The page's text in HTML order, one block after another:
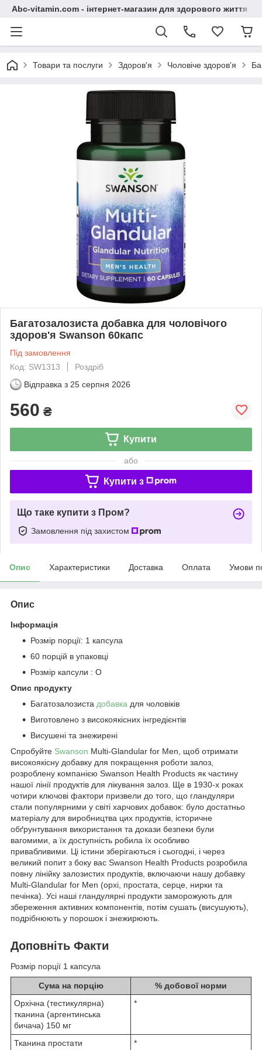
Abc-vitamin.com - інтернет-магазин для здорового життя
Товари та послуги Здоров'я Чоловіче здоров'я
Багатозалозиста добавка для чоловічого
здоров'я Swanson 60капс
Під замовлення
Код: SW1313
Роздріб
Відправка з 25 серпня 2026
560 ₴
Купити
або
Купити з
Що таке купити з Пром?
Замовлення під захистом
Опис Характеристики Доставка Оплата Умови
Опис
Інформація
Розмір порції: 1 капсула
60 порцій в упаковці
Розмір капсули : O
Опис продукту
Багатозалозиста добавка для чоловіків
Виготовлено з високоякісних інгредієнтів
Висушені та знежирені
Спробуйте Swanson Multi-Glandular for Men, щоб отримати
високоякісну добавку для покращення роботи залоз,
розроблену компанією Swanson Health Products як частину
нашої лінії продуктів для лікування залоз. Ще в 1930-х роках
чотири ключові фактори призвели до того, що гландуляри
стали популярними у світі харчових добавок: було достатньо
матеріалу для виробництва цих продуктів, історичне
обґрунтування використання та докази безпеки були
вагомими, а їх доступність робила їх особливо
привабливими. Ці істини зберігаються і сьогодні, і через
великий попит з боку вас Swanson Health Products розробила
повну лінійку залозистих продуктів, включаючи нашу добавку
Multi-Glandular for Men (орхі, простата, серце, нирки та
печінка). Усі наші гландулярні продукти заморожують для
збереження активних компонентів, потім сушать (висушують),
подрібнюють у порошок і знежирюють.
Доповніть Факти
Розмір порції 1 капсула
Сума на порцію
% добової норми
Орхічна (тестикулярна)
тканина (аргентинська
бичача) 150 мг
*
Тканина простати
*